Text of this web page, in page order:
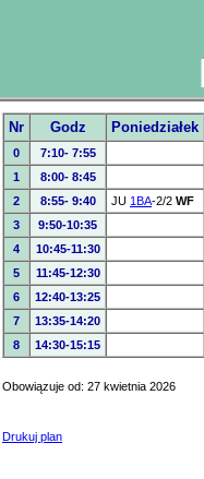
Nr Godz Poniedziałek
0
7:10- 7:55
1
8:00- 8:45
2
8:55- 9:40 JU 1BA-2/2 WF
3
9:50-10:35
4
10:45-11:30
5
11:45-12:30
6
12:40-13:25
7
13:35-14:20
8
14:30-15:15
Obowiązuje od: 27 kwietnia 2026
Drukuj plan